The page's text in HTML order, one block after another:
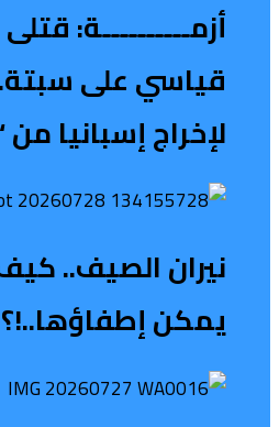
أزمــــــــــة:
قياسي على سبتة..
لإخراج إسبانيا
نيران الصيف..
يمكن إطفاؤها..!؟